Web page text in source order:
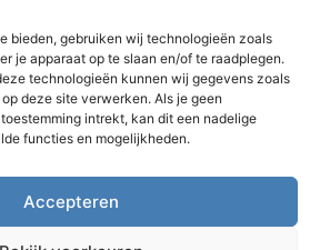
bieden, gebruiken wij technologieën zoals
je apparaat op te slaan en/of te raadplegen.
technologieën kunnen wij gegevens zoals
deze site verwerken. Als je geen
intrekt, kan dit een nadelige
functies en mogelijkheden.
Accepteren
is onderdeel van
Akkoord!